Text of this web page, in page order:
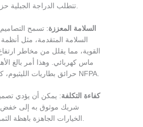
السلامة المعززة: تسمح
السلامة المتقدمة، مثل أنظمة
القوية، مما يقلل من مخاطر
ماس كهربائي. وهذا أمر بالغ
حرائق بطاريات الليثيوم، كما أشارت إلى ذلك وكالة NFPA.
كفاءة التكلفة: يمكن أن يؤدي
شريك موثوق به إلى خفض
الخيارات الجاهزة باهظة الثمن وتبسيط عمليات الإنتاج.